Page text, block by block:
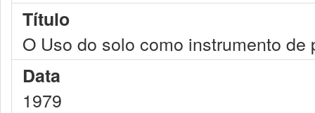
Título
O Uso do solo como instrumento de
Data
1979